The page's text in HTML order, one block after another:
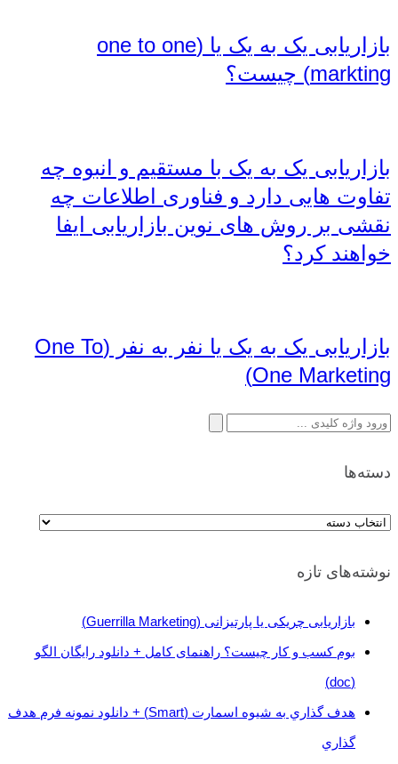
بازاریابی یک به یک یا (one to one
markting) چیست؟
بازاریابی یک به یک با مستقیم و انبوه چه
تفاوت هایی دارد و فناوری اطلاعات چه
نقشی بر روش های نوین بازاریابی ایفا
خواهند کرد؟
بازاریابی یک به یک یا نفر به نفر (One To
One Marketing)
جستجو
دسته‌ها
دسته‌ها
نوشته‌های تازه
بازاریابی چریکی یا پارتیزانی (Guerrilla Marketing)
بوم کسب و کار چیست؟ راهنمای کامل + دانلود رایگان الگو
(doc)
هدف گذاري به شيوه اسمارت (Smart) + دانلود نمونه فرم هدف
گذاري